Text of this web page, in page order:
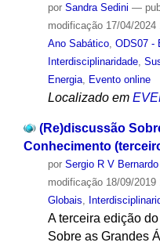
por Sandra Sedini —
modificação17/04/2024
Ano Sabático, ODS07 -
Interdisciplinaridade,
Energia, Evento online
Localizado em
(Re)discussão
Conhecimento
por Sergio R V Bernardo
modificação18/09/2019
Globais
A terceira edição
Sobre as Grandes